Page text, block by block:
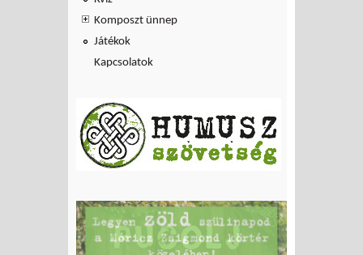
Komposzt ünnep
Játékok
Kapcsolatok